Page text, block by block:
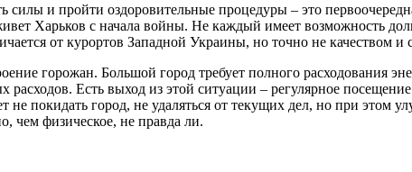
силы и пройти оздоровительные процедуры – это
Харьков с начала войны. Не каждый имеет возможность
от курортов Западной Украины, но точно не качеством и
горожан. Большой город требует полного расходования
Есть выход из этой ситуации – регулярное
покидать город, не удаляться от текущих дел, но при этом
чем физическое, не правда ли.